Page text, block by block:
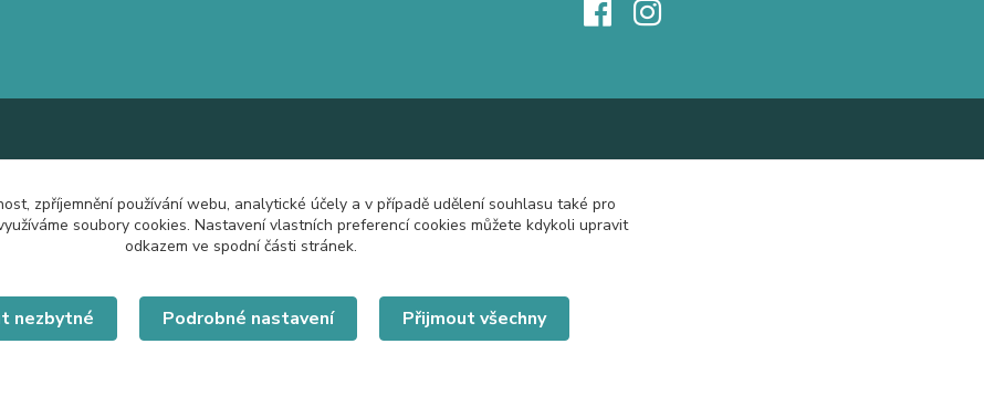
zpříjemnění používání webu, analytické účely a v případě udělení souhlasu také pro
soubory cookies. Nastavení vlastních preferencí cookies můžete kdykoli upravit
odkazem ve spodní části stránek.
nezbytné Podrobné nastavení Přijmout všechny